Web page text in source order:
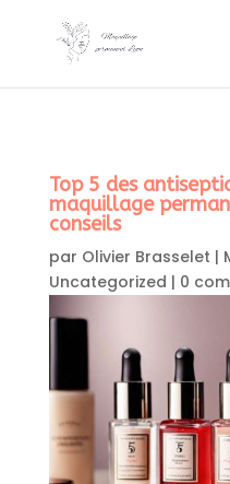
Top 5 des
maquillage
conseils
par Olivier Brasselet |
Uncategorized | 0